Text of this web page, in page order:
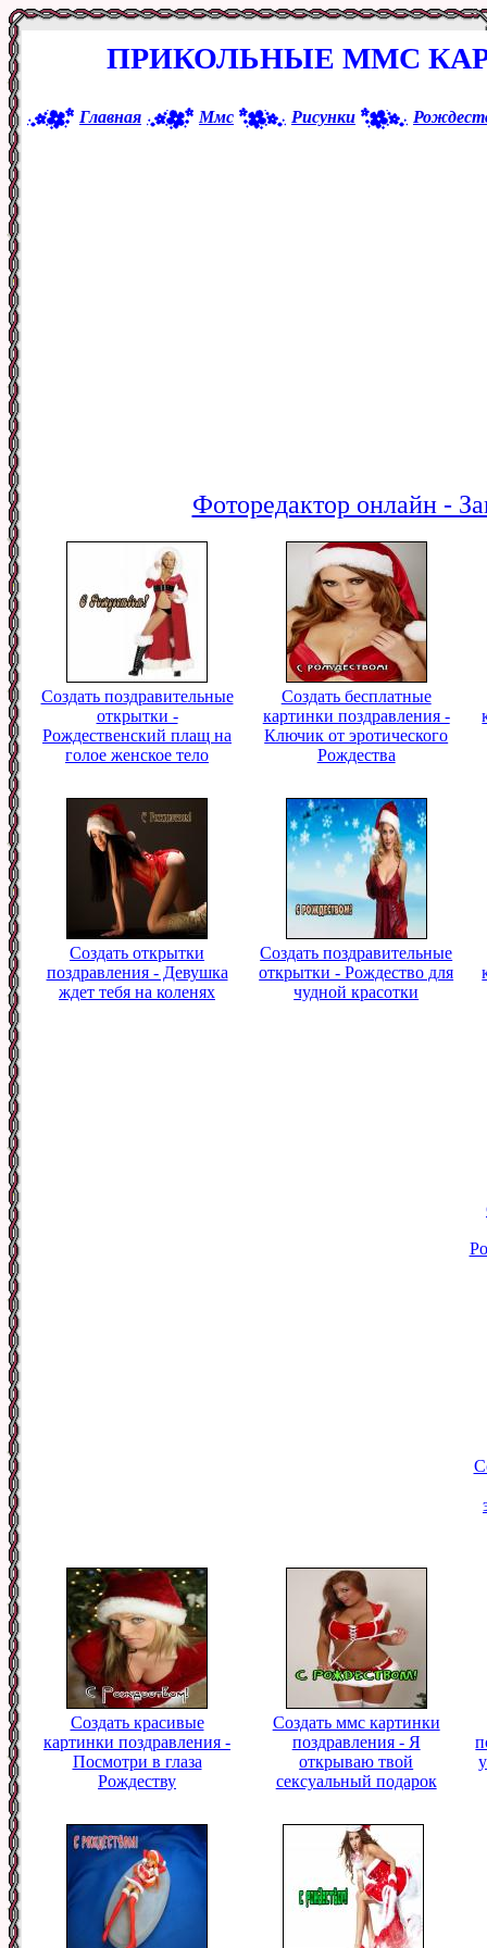
ПРИКОЛЬНЫЕ ММС
Главная Ммс Рисунки
Фоторедактор онлайн -
Создать поздравительные
открытки -
Рождественский плащ на
голое женское тело
Создать бесплатные
картинки поздравления -
Ключик от эротического
Рождества
Создать открытки
поздравления - Девушка
ждет тебя на коленях
Создать поздравительные
открытки - Рождество для
чудной красотки
Создать красивые
картинки поздравления -
Посмотри в глаза
Рождеству
Создать ммс картинки
поздравления - Я
открываю твой
сексуальный подарок